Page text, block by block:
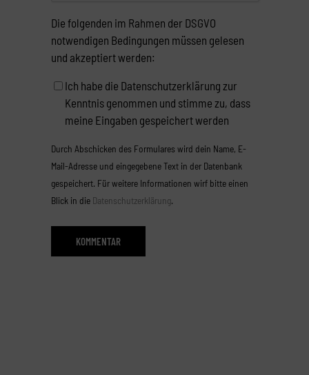
Die folgenden im Rahmen der DSGVO
notwendigen Bedingungen müssen gelesen
und akzeptiert werden:
Ich habe die Datenschutzerklärung zur
Kenntnis genommen und stimme zu, dass
meine Eingaben gespeichert werden
Durch Abschicken des Formulares wird dein Name, E-
Mail-Adresse und eingegebene Text in der Datenbank
gespeichert. Für weitere Informationen wirf bitte einen
Blick in die Datenschutzerklärung.